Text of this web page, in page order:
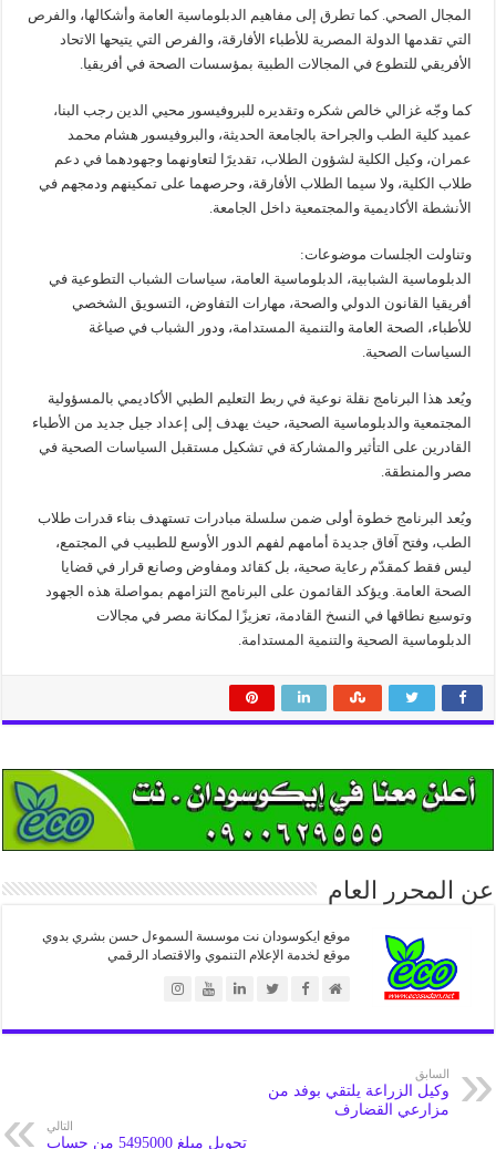
المجال الصحي. كما تطرق إلى مفاهيم الدبلوماسية العامة وأشكالها، والفرص
التي تقدمها الدولة المصرية للأطباء الأفارقة، والفرص التي يتيحها الاتحاد
الأفريقي للتطوع في المجالات الطبية بمؤسسات الصحة في أفريقيا.
كما وجّه غزالي خالص شكره وتقديره للبروفيسور محيي الدين رجب البنا،
عميد كلية الطب والجراحة بالجامعة الحديثة، والبروفيسور هشام محمد
عمران، وكيل الكلية لشؤون الطلاب، تقديرًا لتعاونهما وجهودهما في دعم
طلاب الكلية، ولا سيما الطلاب الأفارقة، وحرصهما على تمكينهم ودمجهم في
الأنشطة الأكاديمية والمجتمعية داخل الجامعة.
و‎تناولت الجلسات موضوعات:
‏‎الدبلوماسية الشبابية، الدبلوماسية العامة، سياسات الشباب التطوعية في
أفريقيا القانون الدولي والصحة، مهارات التفاوض، التسويق الشخصي
للأطباء، الصحة العامة والتنمية المستدامة، ودور الشباب في صياغة
السياسات الصحية.
‏‎ويُعد هذا البرنامج نقلة نوعية في ربط التعليم الطبي الأكاديمي بالمسؤولية
المجتمعية والدبلوماسية الصحية، حيث يهدف إلى إعداد جيل جديد من الأطباء
القادرين على التأثير والمشاركة في تشكيل مستقبل السياسات الصحية في
مصر والمنطقة.
‏‎ويُعد البرنامج خطوة أولى ضمن سلسلة مبادرات تستهدف بناء قدرات طلاب
الطب، وفتح آفاق جديدة أمامهم لفهم الدور الأوسع للطبيب في المجتمع،
ليس فقط كمقدّم رعاية صحية، بل كقائد ومفاوض وصانع قرار في قضايا
الصحة العامة. ويؤكد القائمون على البرنامج التزامهم بمواصلة هذه الجهود
وتوسيع نطاقها في النسخ القادمة، تعزيزًا لمكانة مصر في مجالات
الدبلوماسية الصحية والتنمية المستدامة.
عن المحرر العام
موقع ايكوسودان نت موسسة السموءل حسن بشري بدوي
موقع لخدمة الإعلام التنموي والاقتصاد الرقمي
السابق
وكيل الزراعة يلتقي بوفد من
مزارعي القضارف
التالي
تحويل مبلغ 5495000 من حساب